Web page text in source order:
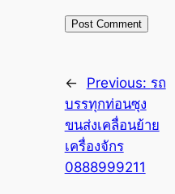
← Previous: รถ
บรรทุกท่อนซุง
ขนส่งเคลื่อนย้าย
เครื่องจักร
0888999211